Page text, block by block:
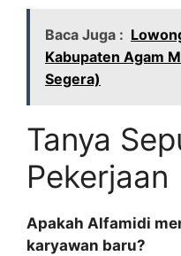
Baca Juga :
Kabupaten Agam
Segera)
Tanya
Pekerjaan
Apakah Alfamidi
karyawan baru?